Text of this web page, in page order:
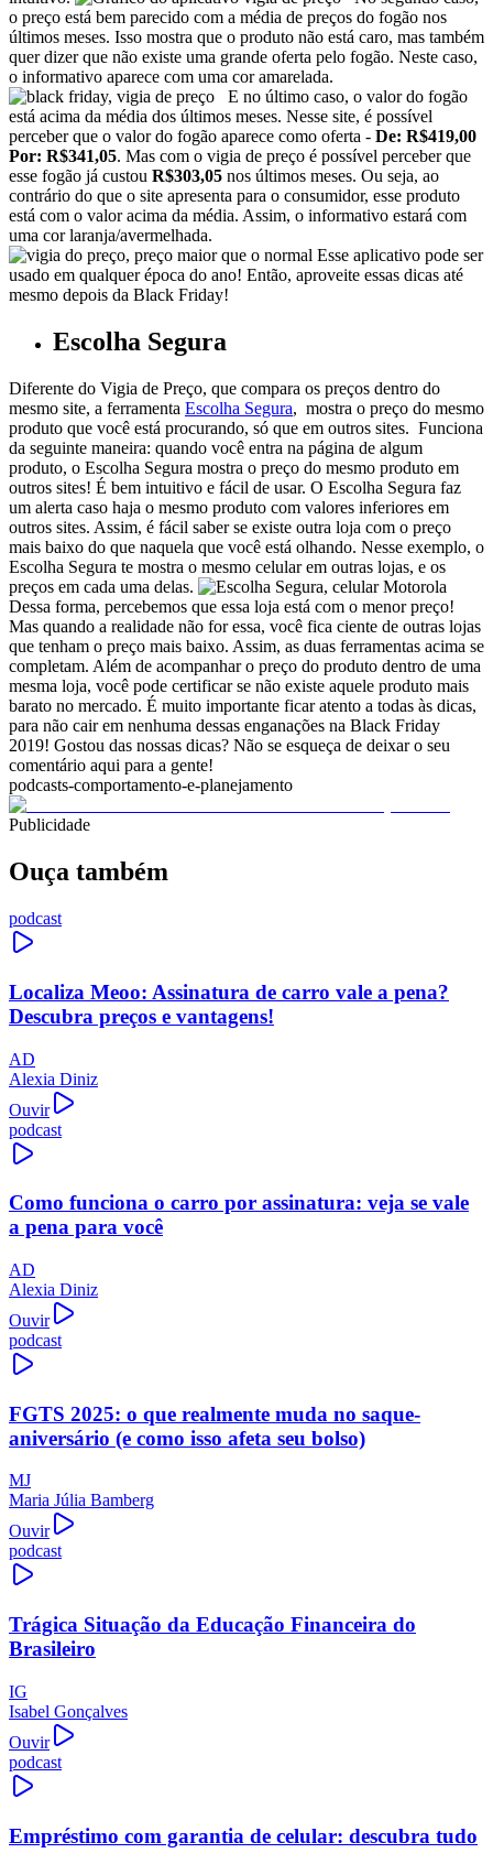
o preço está bem parecido com a média de preços do fogão nos
últimos meses. Isso mostra que o produto não está caro, mas também
quer dizer que não existe uma grande oferta pelo fogão. Neste caso,
o informativo aparece com uma cor amarelada.
E no último caso, o valor do fogão
está acima da média dos últimos meses. Nesse site, é possível
perceber que o valor do fogão aparece como oferta - De: R$419,00
Por: R$341,05. Mas com o vigia de preço é possível perceber que
esse fogão já custou R$303,05 nos últimos meses. Ou seja, ao
contrário do que o site apresenta para o consumidor, esse produto
está com o valor acima da média. Assim, o informativo estará com
uma cor laranja/avermelhada.
Esse aplicativo pode ser
usado em qualquer época do ano! Então, aproveite essas dicas até
mesmo depois da Black Friday!
Escolha Segura
Diferente do Vigia de Preço, que compara os preços dentro do
mesmo site, a ferramenta Escolha Segura, mostra o preço do mesmo
produto que você está procurando, só que em outros sites. Funciona
da seguinte maneira: quando você entra na página de algum
produto, o Escolha Segura mostra o preço do mesmo produto em
outros sites! É bem intuitivo e fácil de usar. O Escolha Segura faz
um alerta caso haja o mesmo produto com valores inferiores em
outros sites. Assim, é fácil saber se existe outra loja com o preço
mais baixo do que naquela que você está olhando. Nesse exemplo, o
Escolha Segura te mostra o mesmo celular em outras lojas, e os
preços em cada uma delas.
Dessa forma, percebemos que essa loja está com o menor preço!
Mas quando a realidade não for essa, você fica ciente de outras lojas
que tenham o preço mais baixo. Assim, as duas ferramentas acima se
completam. Além de acompanhar o preço do produto dentro de uma
mesma loja, você pode certificar se não existe aquele produto mais
barato no mercado. É muito importante ficar atento a todas às dicas,
para não cair em nenhuma dessas enganações na Black Friday
2019! Gostou das nossas dicas? Não se esqueça de deixar o seu
comentário aqui para a gente!
podcasts-comportamento-e-planejamento
Publicidade
Ouça também
podcast
Localiza Meoo: Assinatura de carro vale a pena?
Descubra preços e vantagens!
AD
Alexia Diniz
Ouvir
podcast
Como funciona o carro por assinatura: veja se vale
a pena para você
AD
Alexia Diniz
Ouvir
podcast
FGTS 2025: o que realmente muda no saque-
aniversário (e como isso afeta seu bolso)
MJ
Maria Júlia Bamberg
Ouvir
podcast
Trágica Situação da Educação Financeira do
Brasileiro
IG
Isabel Gonçalves
Ouvir
podcast
Empréstimo com garantia de celular: descubra tudo